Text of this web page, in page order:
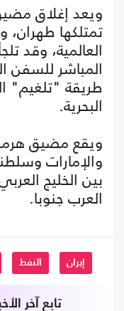
ويعد إغلاق
تمتلكها طهران،
العالمية، وقد
المباشر للسفن
طريقة "تلغيم"
البحرية.
ويقع مضيق
والإمارات
بين الخليج
العرب جنوبا.
إيران النفط
تابع آخر